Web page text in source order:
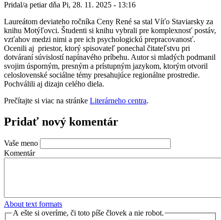
Pridal/a petiardňa Pi, 28. 11. 2025 - 13:16
Laureátom deviateho ročníka Ceny René sa stal Víťo Staviarsky za
knihu Motýľovci. Študenti si knihu vybrali pre komplexnosť postáv,
vzťahov medzi nimi a pre ich psychologickú prepracovanosť.
Ocenili aj priestor, ktorý spisovateľ ponechal čitateľstvu pri
dotváraní súvislostí napínavého príbehu. Autor si mladých podmanil
svojim úsporným, presným a prístupným jazykom, ktorým otvoril
celoslovenské sociálne témy presahujúce regionálne prostredie.
Pochválili aj dizajn celého diela.
Prečítajte si viac na stránke Literárneho centra.
Pridať nový komentár
Vaše meno
Komentár
About text formats
A ešte si overíme, či toto píše človek a nie robot.